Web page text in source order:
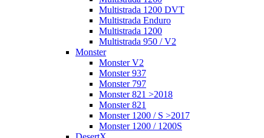
Multistrada 1200 DVT
Multistrada Enduro
Multistrada 1200
Multistrada 950 / V2
Monster
Monster V2
Monster 937
Monster 797
Monster 821 >2018
Monster 821
Monster 1200 / S >2017
Monster 1200 / 1200S